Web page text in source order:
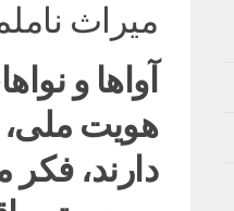
میراث
آواها و
هویت ملی،
دارند،